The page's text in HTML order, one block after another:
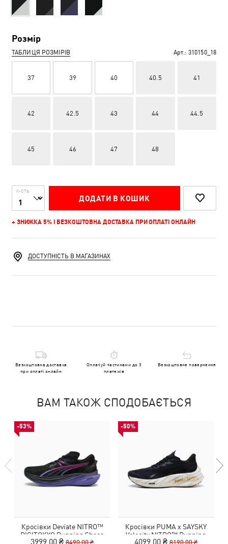
Розмір
ТАБЛИЦЯ РОЗМІРІВ Арт.: 310150_18
37 39 40 40.5 41
42 42.5 43 44 44.5
45 46 47 48
К-СТЬ
ДОДАТИ В КОШИК
+ ЗНИЖКА 5% І БЕЗКОШТОВНА ДОСТАВКА ПРИ ОПЛАТІ ОНЛАЙН
ДОСТУПНІСТЬ В МАГАЗИНАХ
Безкоштовна доставка
при оплаті онлайн
Оплачуй частинами до 3
платежів
Безкоштовне повернення
ВАМ ТАКОЖ СПОДОБАЄТЬСЯ
-53%
Кросівки Deviate NITRO™
DIGITOKYO Running Shoes
3999,00 ₴ 8490,00 ₴
-50%
Кросівки PUMA x SAYSKY
Velocity NITRO™ Running
4099,00 ₴ 8190,00 ₴